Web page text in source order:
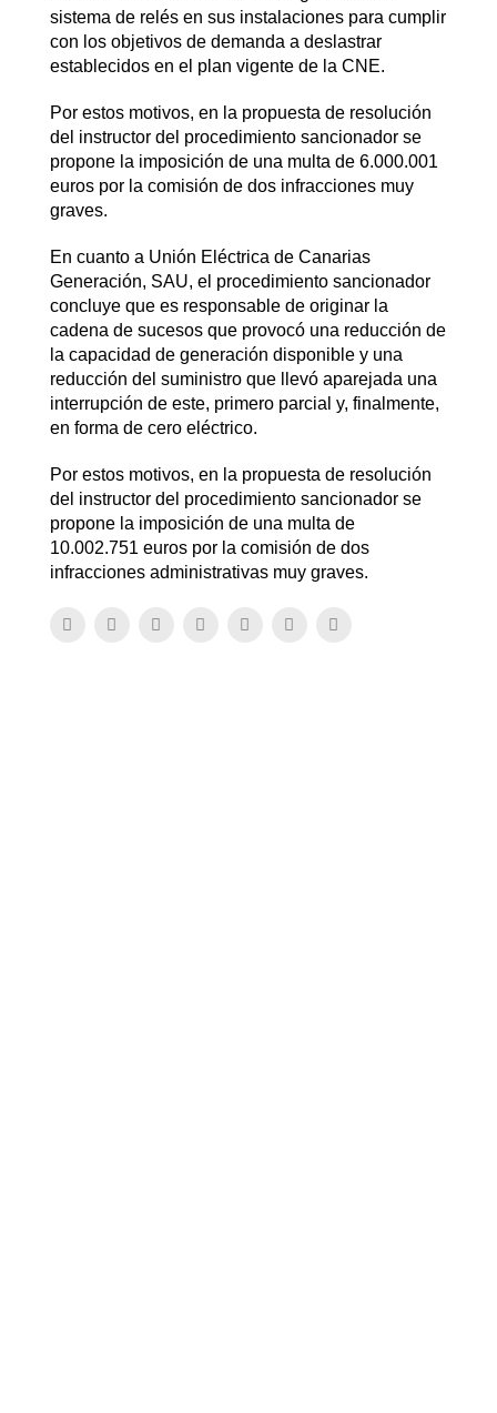
sistema de relés en sus instalaciones para cumplir
con los objetivos de demanda a deslastrar
establecidos en el plan vigente de la CNE.
Por estos motivos, en la propuesta de resolución
del instructor del procedimiento sancionador se
propone la imposición de una multa de 6.000.001
euros por la comisión de dos infracciones muy
graves.
En cuanto a Unión Eléctrica de Canarias
Generación, SAU, el procedimiento sancionador
concluye que es responsable de originar la
cadena de sucesos que provocó una reducción de
la capacidad de generación disponible y una
reducción del suministro que llevó aparejada una
interrupción de este, primero parcial y, finalmente,
en forma de cero eléctrico.
Por estos motivos, en la propuesta de resolución
del instructor del procedimiento sancionador se
propone la imposición de una multa de
10.002.751 euros por la comisión de dos
infracciones administrativas muy graves.